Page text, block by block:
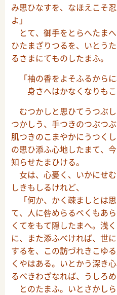
み思ひなすを、なほえこそ
よ」
とて、御手をとらへたま
ひたまざりつるを、いとう
るさまにてものしたまふ。
「袖の香をよそふるから
身さへはかなくなりもこ
むつかしと思ひてうつぶ
つかしう、手つきのつぶつ
肌つきのこまやかにうつく
の思ひ添ふ心地したまて、
知らせたまひける。
女は、心憂く、いかにせ
しきもしるけれど、
「何か、かく疎ましとは
て、人に咎めらるべくもあ
くてをもて隠したまへ。浅
に、また添ふべければ、世
するを、この訪づれきこゆ
くやはある。いとかう深き
るべきわざなれば、うしろめ
とのたまふ。いとさかしら